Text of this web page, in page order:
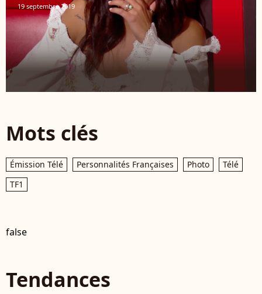
19 septembre 2019
Mots clés
Émission Télé Personnalités Françaises Photo
Télé
TF1
false
Tendances